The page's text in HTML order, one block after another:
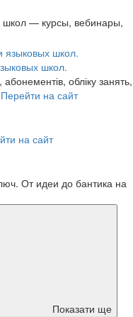
школ — курсы, вебинары,
школ.
обліку занять,
Перейти на сайт
на сайт
От идеи до бантика на
Показати ще